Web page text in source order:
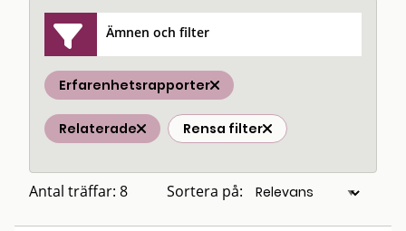
Ämnen och filter
Erfarenhetsrapporter
Relaterade Rensa filter
Antal träffar: 8 Sortera på: